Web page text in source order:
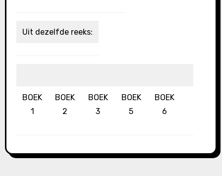
Uit dezelfde reeks:
BOEK
1
BOEK
2
BOEK
3
BOEK
5
BOEK
6